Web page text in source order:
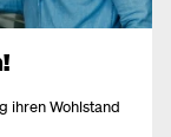
ihren Wohlstand